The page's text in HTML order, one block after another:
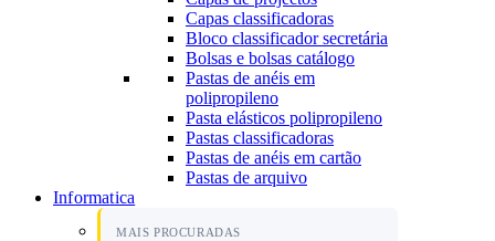
Capas classificadoras
Bloco classificador secretária
Bolsas e bolsas catálogo
Pastas de anéis em
polipropileno
Pasta elásticos polipropileno
Pastas classificadoras
Pastas de anéis em cartão
Pastas de arquivo
Informatica
MAIS PROCURADAS